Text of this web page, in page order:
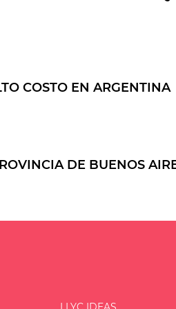
COSTO EN ARGENTINA
DE BUENOS